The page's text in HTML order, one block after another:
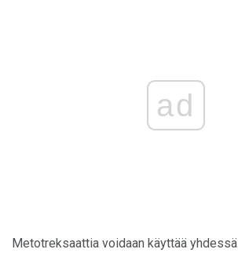
ad
Metotreksaattia voidaan käyttää yhdessä